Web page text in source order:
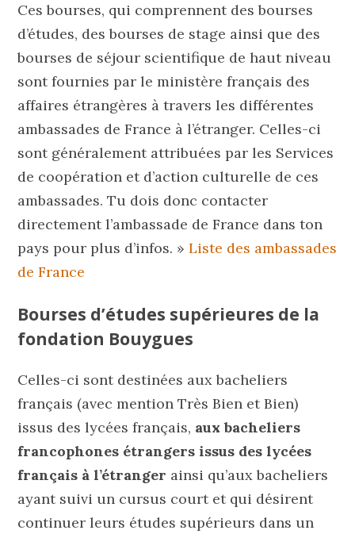
Ces bourses, qui comprennent des bourses
d’études, des bourses de stage ainsi que des
bourses de séjour scientifique de haut niveau
sont fournies par le ministère français des
affaires étrangères à travers les différentes
ambassades de France à l’étranger. Celles-ci
sont généralement attribuées par les Services
de coopération et d’action culturelle de ces
ambassades. Tu dois donc contacter
directement l’ambassade de France dans ton
pays pour plus d’infos. »Liste des ambassades
de France
Bourses d’études supérieures de la
fondation Bouygues
Celles-ci sont destinées aux bacheliers
français (avec mention Très Bien et Bien)
issus des lycées français, aux bacheliers
francophones étrangers issus des lycées
français à l’étranger ainsi qu’aux bacheliers
ayant suivi un cursus court et qui désirent
continuer leurs études supérieurs dans un